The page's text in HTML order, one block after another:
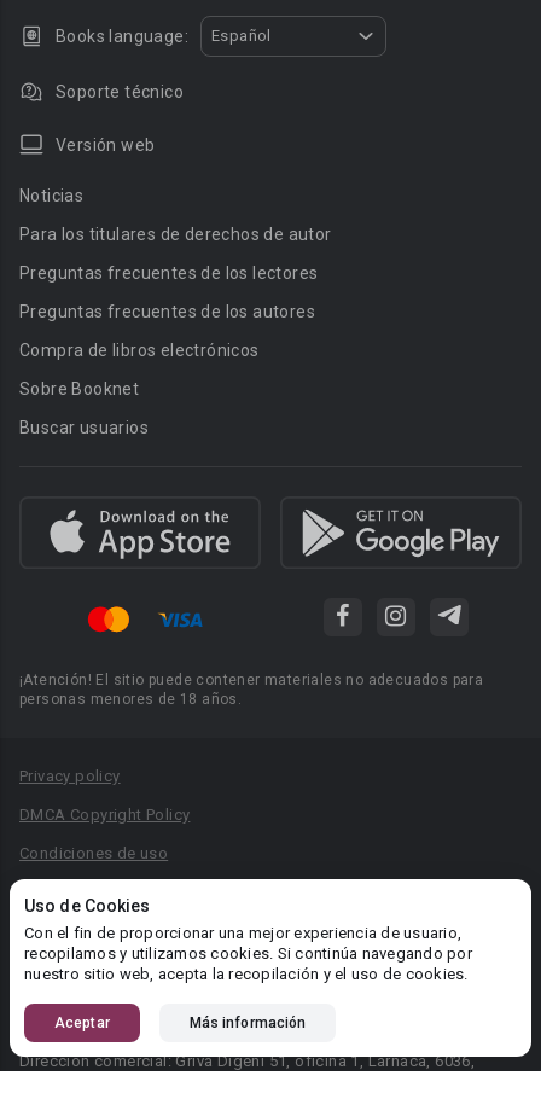
Uso de Cookies
Con el fin de proporcionar una mejor experiencia de usuario,
recopilamos y utilizamos cookies. Si continúa navegando por
nuestro sitio web, acepta la recopilación y el uso de cookies.
Aceptar Más información
Books language: Español
Soporte técnico
Versión web
Noticias
Para los titulares de derechos de autor
Preguntas frecuentes de los lectores
Preguntas frecuentes de los autores
Compra de libros electrónicos
Sobre Booknet
Buscar usuarios
¡Atención! El sitio puede contener materiales no adecuados para
personas menores de 18 años.
Privacy policy
DMCA Copyright Policy
Condiciones de uso
Reglas para la publicación de libros
Área RR.PP.: pr@booknet.com
© 2026 Booknet. Todos los derechos reservados.
Dirección comercial: Griva Digeni 51, oficina 1, Larnaca, 6036,